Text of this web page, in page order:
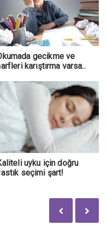
gecikme ve
karıştırma varsa..
uyku için doğru
seçimi şart!